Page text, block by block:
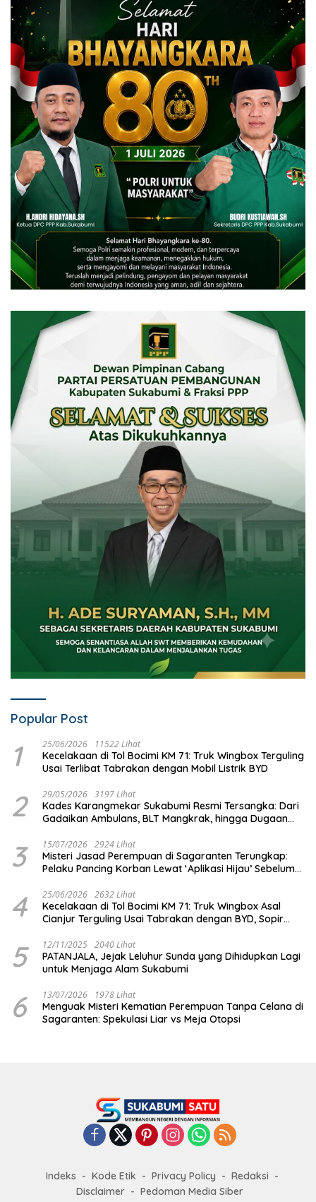
Popular Post
1 25/06/2026 11522 Lihat
Kecelakaan di Tol Bocimi KM 71: Truk Wingbox Terguling
Usai Terlibat Tabrakan dengan Mobil Listrik BYD
2 29/05/2026 3197 Lihat
Kades Karangmekar Sukabumi Resmi Tersangka: Dari
Gadaikan Ambulans, BLT Mangkrak, hingga Dugaan
3 15/07/2026 2924 Lihat
Misteri Jasad Perempuan di Sagaranten Terungkap:
Pelaku Pancing Korban Lewat ‘Aplikasi Hijau’ Sebelum
4 25/06/2026 2632 Lihat
Kecelakaan di Tol Bocimi KM 71: Truk Wingbox Asal
Cianjur Terguling Usai Tabrakan dengan BYD, Sopir
5 12/11/2025 2040 Lihat
PATANJALA, Jejak Leluhur Sunda yang Dihidupkan Lagi
untuk Menjaga Alam Sukabumi
6 13/07/2026 1978 Lihat
Menguak Misteri Kematian Perempuan Tanpa Celana di
Sagaranten: Spekulasi Liar vs Meja Otopsi
Indeks Kode Etik Privacy Policy
Redaksi
Disclaimer
Pedoman Media Siber